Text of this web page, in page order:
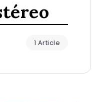
1 Article